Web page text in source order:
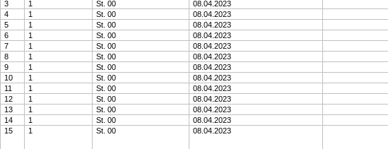
3
1 St. 00 08.04.2023
4
1 St. 00 08.04.2023
5
1 St. 00 08.04.2023
6
1 St. 00 08.04.2023
7
1 St. 00 08.04.2023
8
1 St. 00 08.04.2023
9
1 St. 00 08.04.2023
10
1 St. 00 08.04.2023
11
1 St. 00 08.04.2023
12
1 St. 00 08.04.2023
13
1 St. 00 08.04.2023
14
1 St. 00 08.04.2023
15
1 St. 00 08.04.2023